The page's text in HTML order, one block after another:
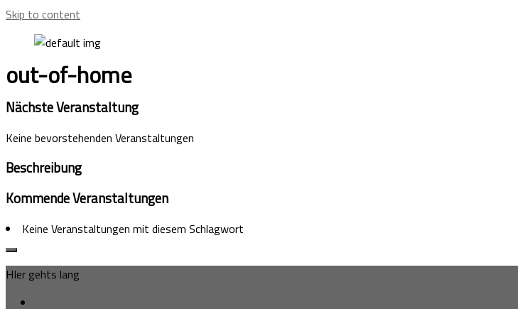
Skip to content
out-of-home
Nächste Veranstaltung
Keine bevorstehenden Veranstaltungen
Beschreibung
Kommende Veranstaltungen
Keine Veranstaltungen mit diesem Schlagwort
HIer gehts lang